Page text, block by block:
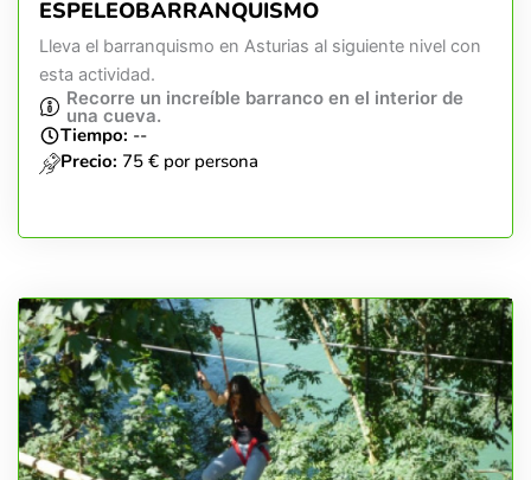
ESPELEOBARRANQUISMO
Lleva el barranquismo en Asturias al siguiente nivel con
esta actividad.
Recorre un increíble barranco en el interior de
una cueva.
Tiempo: --
Precio: 75 € por persona